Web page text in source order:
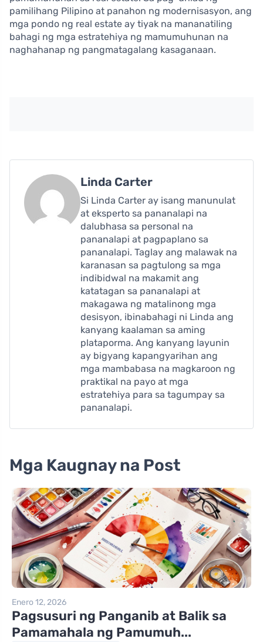
pamilihang Pilipino at panahon ng modernisasyon, ang
mga pondo ng real estate ay tiyak na mananatiling
bahagi ng mga estratehiya ng mamumuhunan na
naghahanap ng pangmatagalang kasaganaan.
Linda Carter
Si Linda Carter ay isang manunulat
at eksperto sa pananalapi na
dalubhasa sa personal na
pananalapi at pagpaplano sa
pananalapi. Taglay ang malawak na
karanasan sa pagtulong sa mga
indibidwal na makamit ang
katatagan sa pananalapi at
makagawa ng matalinong mga
desisyon, ibinabahagi ni Linda ang
kanyang kaalaman sa aming
plataporma. Ang kanyang layunin
ay bigyang kapangyarihan ang
mga mambabasa na magkaroon ng
praktikal na payo at mga
estratehiya para sa tagumpay sa
pananalapi.
Mga Kaugnay na Post
Enero 12, 2026
Pagsusuri ng Panganib at Balik sa
Pamamahala ng Pamumuh...